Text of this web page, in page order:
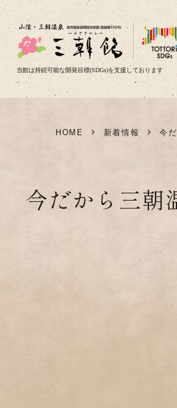
当館は持続可能な開発目標(SDGs)を支援しております
HOME 新着情報 今
今だから三